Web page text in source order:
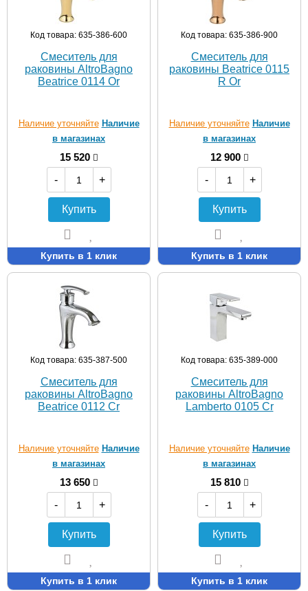
Код товара: 635-386-600
Смеситель для
раковины AltroBagno
Beatrice 0114 Or
Наличие уточняйте Наличие
в магазинах
15 520
-
+
Купить
Купить в 1 клик
Код товара: 635-386-900
Смеситель для
раковины Beatrice 0115
R Or
Наличие уточняйте Наличие
в магазинах
12 900
-
+
Купить
Купить в 1 клик
Код товара: 635-387-500
Смеситель для
раковины AltroBagno
Beatrice 0112 Cr
Наличие уточняйте Наличие
в магазинах
13 650
-
+
Купить
Купить в 1 клик
Код товара: 635-389-000
Смеситель для
раковины AltroBagno
Lamberto 0105 Cr
Наличие уточняйте Наличие
в магазинах
15 810
-
+
Купить
Купить в 1 клик